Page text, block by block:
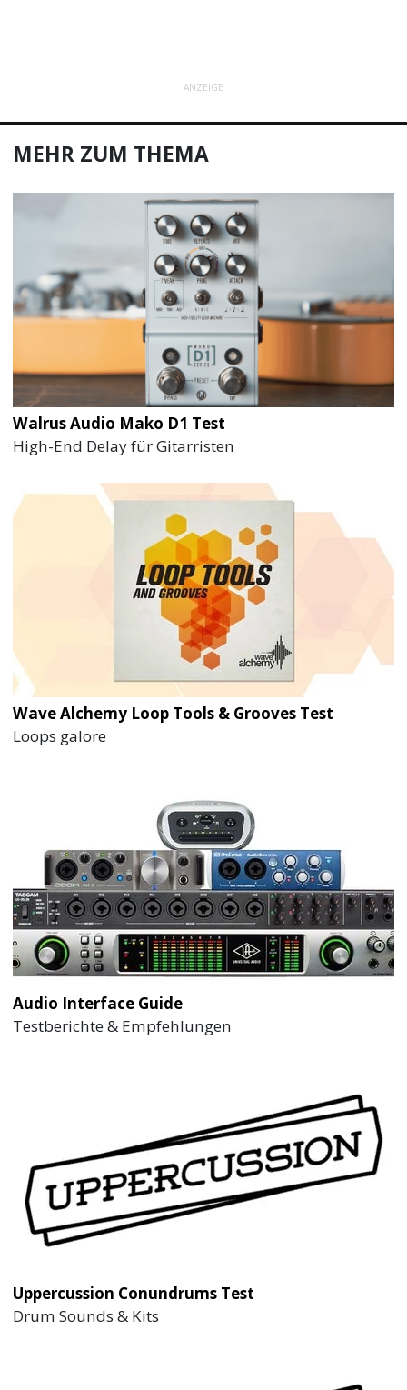
ANZEIGE
MEHR ZUM THEMA
Walrus Audio Mako D1 Test
High-End Delay für Gitarristen
Wave Alchemy Loop Tools & Grooves Test
Loops galore
Audio Interface Guide
Testberichte & Empfehlungen
Uppercussion Conundrums Test
Drum Sounds & Kits